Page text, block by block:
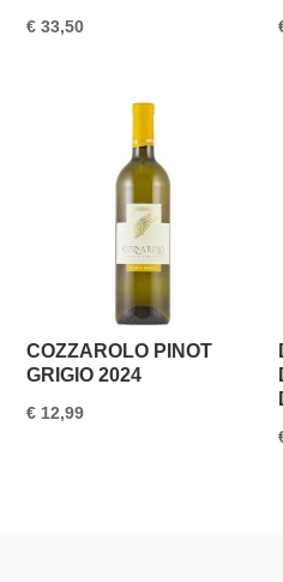
€ 33,50
COZZAROLO PINOT
GRIGIO 2024
€ 12,99